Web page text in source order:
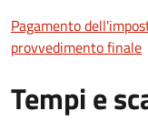
Pagamento
provvedimento finale
Tempi e